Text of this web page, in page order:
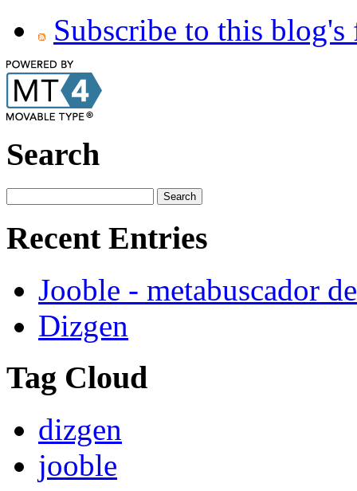
Subscribe to this blog's
Search
Recent Entries
Jooble - metabuscador
Dizgen
Tag Cloud
dizgen
jooble